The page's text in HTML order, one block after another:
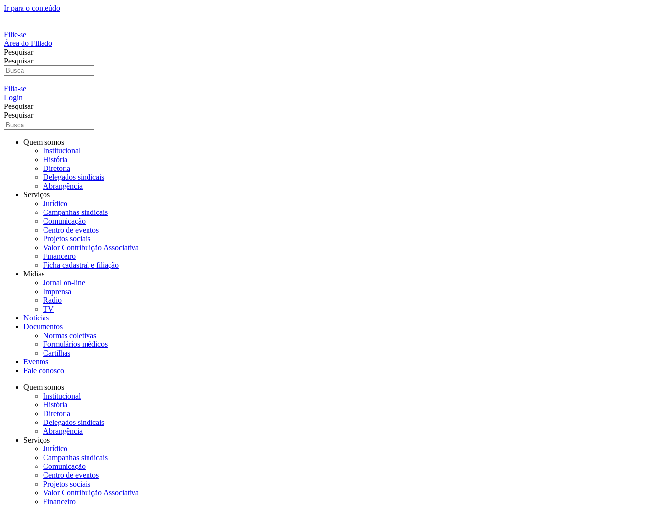
Ir para o conteúdo
Filie-se
Área do Filiado
Pesquisar
Pesquisar
Filia-se
Login
Pesquisar
Pesquisar
Quem somos
Institucional
História
Diretoria
Delegados sindicais
Abrangência
Serviços
Jurídico
Campanhas sindicais
Comunicação
Centro de eventos
Projetos sociais
Valor Contribuição Associativa
Financeiro
Ficha cadastral e filiação
Mídias
Jornal on-line
Imprensa
Radio
TV
Notícias
Documentos
Normas coletivas
Formulários médicos
Cartilhas
Eventos
Fale conosco
Quem somos
Institucional
História
Diretoria
Delegados sindicais
Abrangência
Serviços
Jurídico
Campanhas sindicais
Comunicação
Centro de eventos
Projetos sociais
Valor Contribuição Associativa
Financeiro